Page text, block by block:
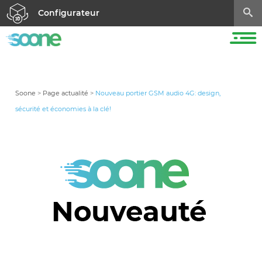
Configurateur
Soone > Page actualité > Nouveau portier GSM audio 4G: design,
sécurité et économies à la clé!